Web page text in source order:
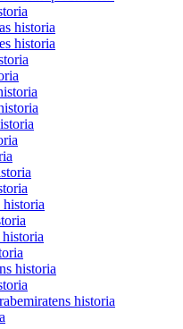
historia
historia
historia
historia
historia